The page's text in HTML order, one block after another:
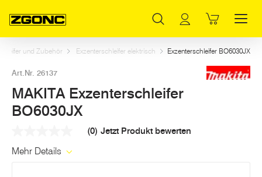
und Zubehör Exzenterschleifer elektrisch Exzenterschleifer BO6030JX
Art.Nr. 26137
MAKITA Exzenterschleifer
BO6030JX
Link
(0) Jetzt Produkt bewerten
Mehr Details